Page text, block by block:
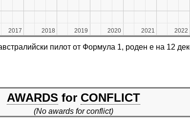
2017
2017 2018
2018 2019
2019 2020
2020 2021
2021 2022
2022
пилот от Формула 1, роден е на 12
AWARDS for CONFLICT
(No awards for conflict)